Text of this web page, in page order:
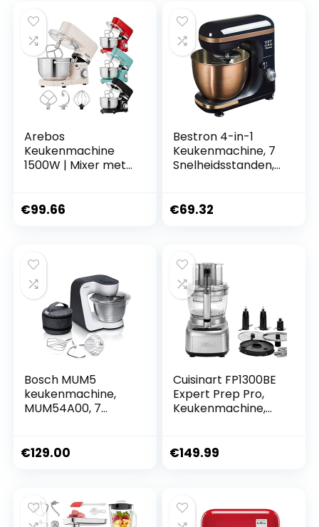
Arebos
Keukenmachine
1500W | Mixer met
Geluidsarm |
en spatscherm | 6
snelhede
€99.66
Bestron 4-in-1
Keukenmachine, 7
Snelheidsstanden,
Mengarm, met
€69.32
Bosch MUM5
keukenmachine,
MUM54A00, 7
parkeerstand,
veiligheidssysteem,
wit
€129.00
Cuisinart FP1300BE
Expert Prep Pro,
Keukenmachine,
Inclusief Handige
Kleine Kom,
Midnight Blue
€149.99